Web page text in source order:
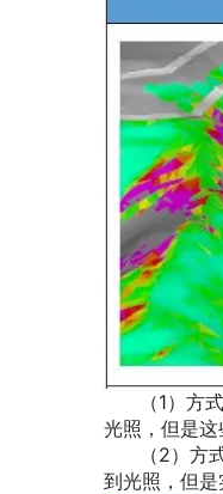
（1）方式
光照，但是
（2）方式
到光照，但